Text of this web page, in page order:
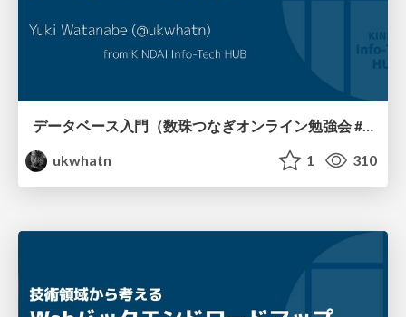
データベース入門（数珠つなぎオンライン勉強会 #03)
ukwhatn
1 310